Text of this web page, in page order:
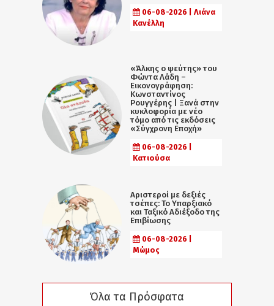
06-08-2026 | Λιάνα
Κανέλλη
«Άλκης ο ψεύτης» του
Φώντα Λάδη –
Εικονογράφηση:
Κωνσταντίνος
Ρουγγέρης | Ξανά στην
κυκλοφορία με νέο
τόμο από τις εκδόσεις
«Σύγχρονη Εποχή»
06-08-2026 |
Κατιούσα
Αριστεροί με δεξιές
τσέπες: Το Υπαρξιακό
και Ταξικό Αδιέξοδο της
Επιβίωσης
06-08-2026 |
Μώμος
Όλα τα Πρόσφατα